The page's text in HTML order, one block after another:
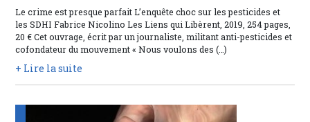
Le crime est presque parfait L’enquête choc sur les pesticides et
les SDHI Fabrice Nicolino Les Liens qui Libèrent, 2019, 254 pages,
20 € Cet ouvrage, écrit par un journaliste, militant anti-pesticides et
cofondateur du mouvement « Nous voulons des (…)
+ Lire la suite